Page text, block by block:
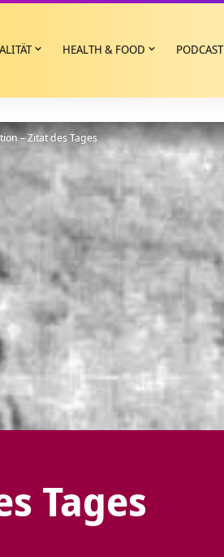
HEALTH & FOOD PODCAST
– Zitat des Tages
Tages